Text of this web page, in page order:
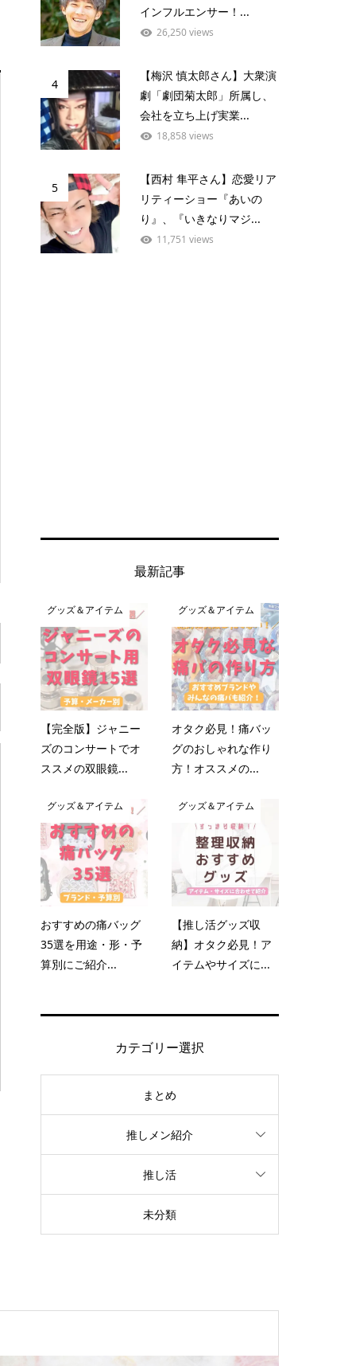
インフルエンサー！...
26,250 views
4
【梅沢 慎太郎さん】大衆演
劇「劇団菊太郎」所属し、
会社を立ち上げ実業...
18,858 views
5
【西村 隼平さん】恋愛リア
リティーショー『あいの
り』、『いきなりマジ...
11,751 views
最新記事
グッズ＆アイテム
【完全版】ジャニー
ズのコンサートでオ
ススメの双眼鏡...
グッズ＆アイテム
オタク必見！痛バッ
グのおしゃれな作り
方！オススメの...
グッズ＆アイテム
おすすめの痛バッグ
35選を用途・形・予
算別にご紹介...
グッズ＆アイテム
【推し活グッズ収
納】オタク必見！ア
イテムやサイズに...
カテゴリー選択
まとめ
推しメン紹介
推し活
未分類